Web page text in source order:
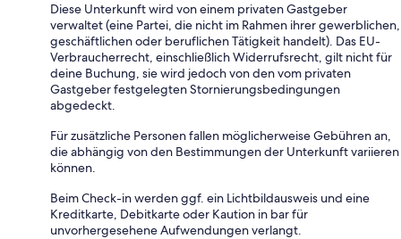
Diese Unterkunft wird von einem privaten Gastgeber
verwaltet (eine Partei, die nicht im Rahmen ihrer gewerblichen,
geschäftlichen oder beruflichen Tätigkeit handelt). Das EU-
Verbraucherrecht, einschließlich Widerrufsrecht, gilt nicht für
deine Buchung, sie wird jedoch von den vom privaten
Gastgeber festgelegten Stornierungsbedingungen
abgedeckt.
Für zusätzliche Personen fallen möglicherweise Gebühren an,
die abhängig von den Bestimmungen der Unterkunft variieren
können.
Beim Check-in werden ggf. ein Lichtbildausweis und eine
Kreditkarte, Debitkarte oder Kaution in bar für
unvorhergesehene Aufwendungen verlangt.